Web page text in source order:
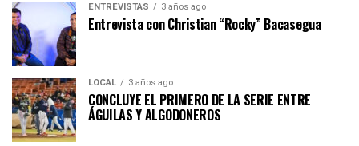
ENTREVISTAS 3 años ago
Entrevista con Christian “Rocky” Bacasegua
LOCAL 3 años ago
CONCLUYE EL PRIMERO DE LA SERIE ENTRE
ÁGUILAS Y ALGODONEROS